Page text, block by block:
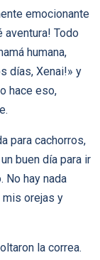
emocionante
aventura! Todo
humana,
días, Xenai!» y
hace eso,
para cachorros,
buen día para ir
No hay nada
orejas y
la correa.